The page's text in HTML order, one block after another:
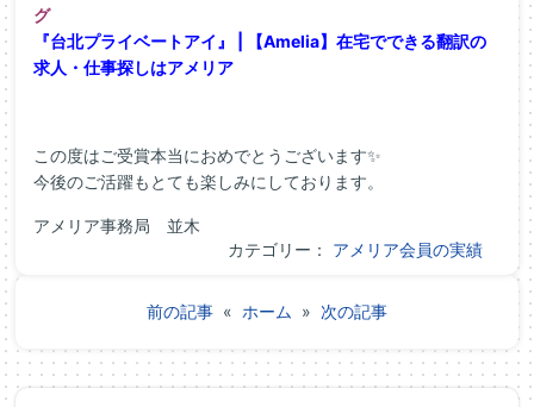
グ
『台北プライベートアイ』 | 【Amelia】在宅でできる翻訳の
求人・仕事探しはアメリア
この度はご受賞本当におめでとうございます✨
今後のご活躍もとても楽しみにしております。
アメリア事務局 並木
カテゴリー： アメリア会員の実績
前の記事 « ホーム » 次の記事